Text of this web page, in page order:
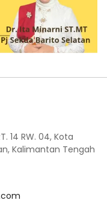
14 RW. 04, Kota
Kalimantan Tengah